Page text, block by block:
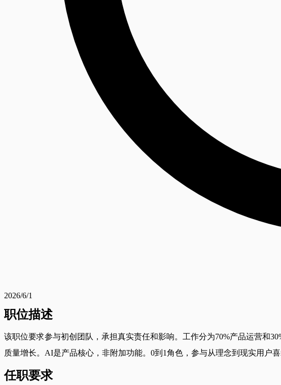
2026/6/1
职位描述
该职位要求参与初创团队，承担真实责任和影响。工作分为70%产品运营和
质量增长。AI是产品核心，非附加功能。0到1角色，参与从理念到现实用户
任职要求